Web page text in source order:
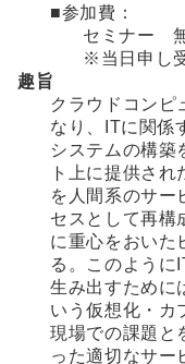
■参加費：
セミナー
※当日申し
趣旨
クラウドコンピ
なり、ITに関係
システムの構築
ト上に提供さ
を人間系のサー
セスとして再構
に重心をおいた
る。このように
生み出すために
いう仮想化・カ
現場での課題と
った適切なサー